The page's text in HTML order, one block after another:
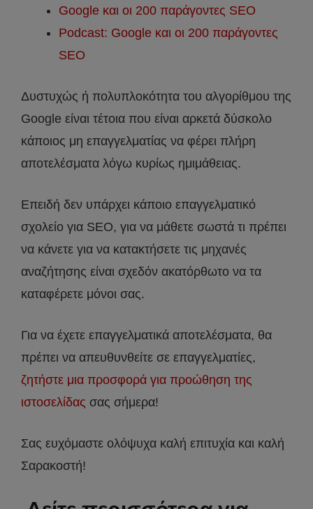
Google και οι 200 παράγοντες SEO
Podcast: Google και οι 200 παράγοντες
SEO
Δυστυχώς ή πολυπλοκότητα του αλγορίθμου της
Google είναι τέτοια που είναι αρκετά δύσκολο
κάποιος μη επαγγελματίας να φέρει πλήρη
αποτελέσματα λόγω κυρίως ημιμάθειας.
Επειδή δεν υπάρχει κάποιο επαγγελματικό
σχολείο για SEO, για να μάθετε σωστά τι πρέπει
να κάνετε για να κατακτήσετε τις μηχανές
αναζήτησης είναι σχεδόν ακατόρθωτο να τα
καταφέρετε μόνοι σας.
Για να έχετε επαγγελματικά αποτελέσματα, θα
πρέπει να απευθυνθείτε σε επαγγελματίες,
ζητήστε μια προσφορά για προώθηση της
ιστοσελίδας σας σήμερα!
Σας ευχόμαστε ολόψυχα καλή επιτυχία και καλή
Σαρακοστή!